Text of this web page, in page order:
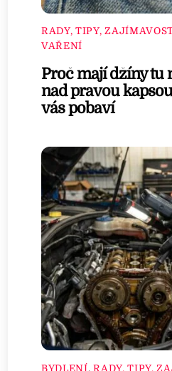
RADY, TIPY,
VAŘENÍ
Proč mají džíny tu
nad pravou
vás pobaví
BYDLENÍ,RADY, TIPY,